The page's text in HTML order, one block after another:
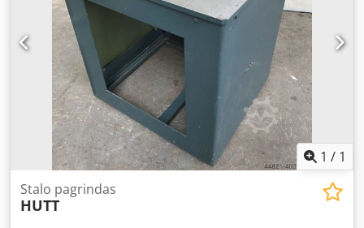
1 / 1
Stalo pagrindas
HUTT